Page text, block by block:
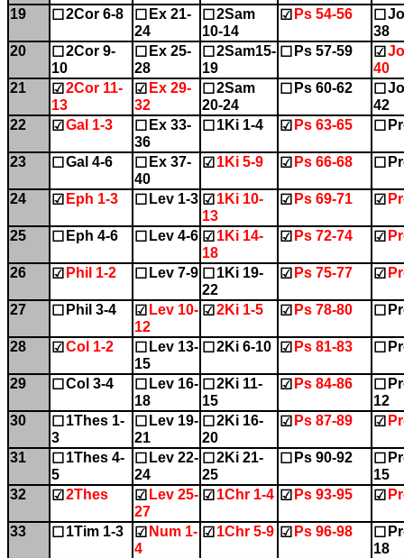
19
☐ 2Cor 6-8 ☐ Ex 21-
24
☐ 2Sam
10-14
☑ Ps 54-56 ☐
38
20
☐ 2Cor 9-
10
☐ Ex 25-
28
☐ 2Sam15-
19
☐ Ps 57-59 ☑
40
21
☑ 2Cor 11-
13
☑ Ex 29-
32
☐ 2Sam
20-24
☐ Ps 60-62 ☐
42
22
☑ Gal 1-3 ☐ Ex 33-
36
☐ 1Ki 1-4 ☑ Ps 63-65 ☐
23 ☐ Gal 4-6 ☐ Ex 37-
40
☑ 1Ki 5-9 ☑ Ps 66-68 ☐
24 ☑ Eph 1-3 ☐ Lev 1-3 ☑ 1Ki 10-
13
☑ Ps 69-71 ☑
25 ☐ Eph 4-6 ☐ Lev 4-6 ☑ 1Ki 14-
18
☑ Ps 72-74 ☑
26 ☑ Phil 1-2 ☐ Lev 7-9 ☐ 1Ki 19-
22
☑ Ps 75-77 ☑
27 ☐ Phil 3-4 ☑ Lev 10-
12
☑ 2Ki 1-5 ☑ Ps 78-80 ☐
28 ☑ Col 1-2 ☐ Lev 13-
15
☐ 2Ki 6-10 ☑ Ps 81-83 ☐
29 ☐ Col 3-4 ☐ Lev 16-
18
☐ 2Ki 11-
15
☑ Ps 84-86 ☐
12
30
☐ 1Thes 1-
3
☐ Lev 19-
21
☐ 2Ki 16-
20
☑ Ps 87-89 ☑
31 ☐ 1Thes 4-
5
☐ Lev 22-
24
☐ 2Ki 21-
25
☐ Ps 90-92 ☐
15
32
☑ 2Thes ☑ Lev 25-
27
☑ 1Chr 1-4 ☑ Ps 93-95 ☑
33 ☐ 1Tim 1-3 ☑ Num 1-
4
☑ 1Chr 5-9 ☑ Ps 96-98 ☐
18